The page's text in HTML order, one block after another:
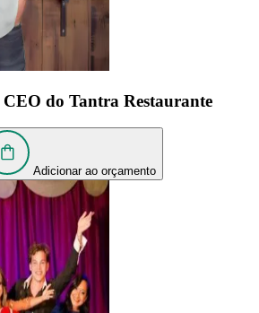
CEO do Tantra Restaurante
Adicionar ao orçamento